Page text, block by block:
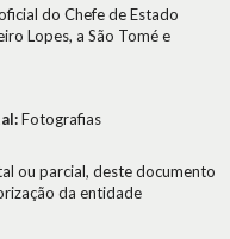
do Chefe de Estado
Lopes, a São Tomé e
Fotografias
ou parcial, deste documento
da entidade